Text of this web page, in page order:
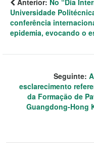
Universidade
conferência
epidemia, evocando o
Seguinte:
esclarecimento
da Formação de
Guangdong-Hong